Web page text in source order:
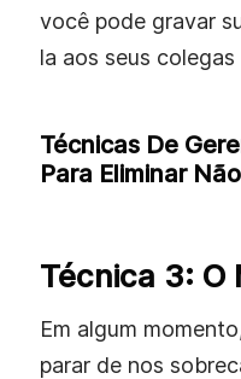
você pode gravar
la aos seus
Técnicas De
Para Eliminar
Técnica 3: O
Em algum
parar de nos